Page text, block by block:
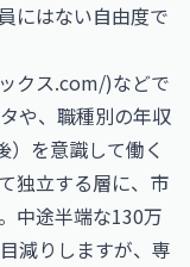
にはない自由度で
クス.com/)などで
や、職種別の年収
）を意識して働く
独立する層に、市
中途半端な130万
減りしますが、専